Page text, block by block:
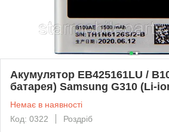
Акумулятор EB425161LU /
батарея) Samsung G310 (Li-
Немає в наявності
Код: 0322
Роздріб